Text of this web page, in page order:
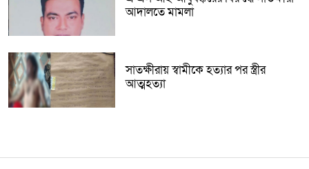
আদালতে মামলা
সাতক্ষীরায় স্বামীকে হত্যার পর স্ত্রীর
আত্মহত্যা